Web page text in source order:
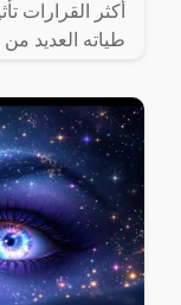
أكثر القرارات
طياته العديد من